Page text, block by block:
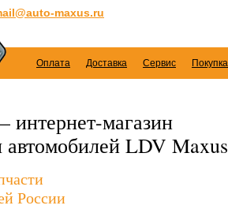
maxus.ru
Оплата Доставка Сервис
магазин
автомобилей LDV Maxus
России